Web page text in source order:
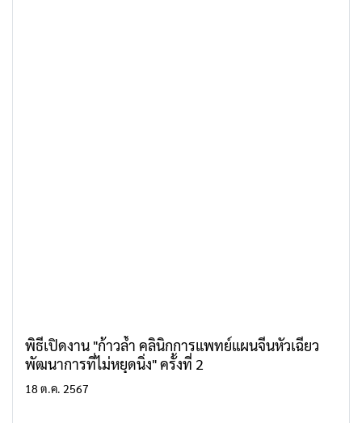
พิธีเปิดงาน "ก้าวล้ำ คลินิกการแพทย์แผนจีนหัวเฉียว
พัฒนาการที่ไม่หยุดนิ่ง" ครั้งที่ 2
18 ต.ค. 2567